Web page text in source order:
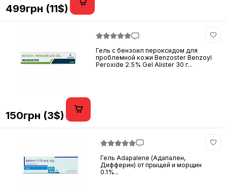
499грн (11$)
Гель с бензоил пероксидом для
проблемной кожи Benzoster Benzoyl
Peroxide 2.5% Gel Alister 30 г...
150грн (3$)
Гель Adapalene (Адапален,
Дифферин) от прыщей и морщин
0.1%...